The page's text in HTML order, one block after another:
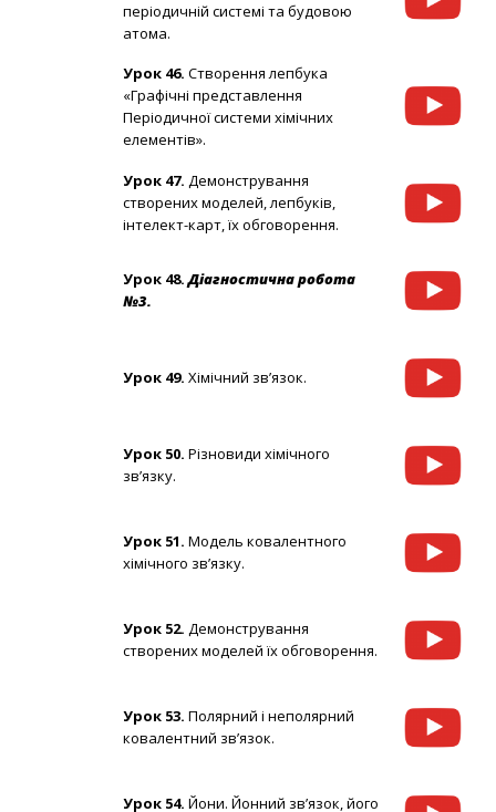
періодичній системі та будовою
атома.
Урок 46. Створення лепбука
«Графічні представлення
Періодичної системи хімічних
елементів».
Урок 47. Демонстрування
створених моделей, лепбуків,
інтелект-карт, їх обговорення.
Урок 48.Діагностична робота
№3.
Урок 49. Хімічний зв’язок.
Урок 50. Різновиди хімічного
зв’язку.
Урок 51. Модель ковалентного
хімічного зв’язку.
Урок 52. Демонстрування
створених моделей їх обговорення.
Урок 53. Полярний і неполярний
ковалентний зв’язок.
Урок 54. Йони. Йонний зв’язок, його